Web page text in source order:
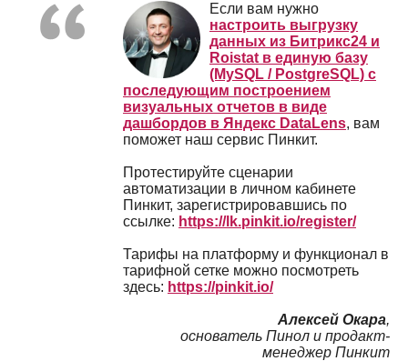
Если вам нужно
настроить выгрузку
данных из Битрикс24 и
Roistat в единую базу
(MySQL / PostgreSQL) с
последующим построением
визуальных отчетов в виде
дашбордов в Яндекс DataLens, вам
поможет наш сервис Пинкит.
Протестируйте сценарии
автоматизации в личном кабинете
Пинкит, зарегистрировавшись по
ссылке: https://lk.pinkit.io/register/
Тарифы на платформу и функционал в
тарифной сетке можно посмотреть
здесь: https://pinkit.io/
Алексей Окара,
основатель Пинол и продакт-
менеджер Пинкит